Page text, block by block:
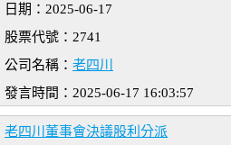
日期：2025-06-17
股票代號：2741
公司名稱： 老四川
發言時間：2025-06-17 16:03:57
老四川董事會決議股利分派